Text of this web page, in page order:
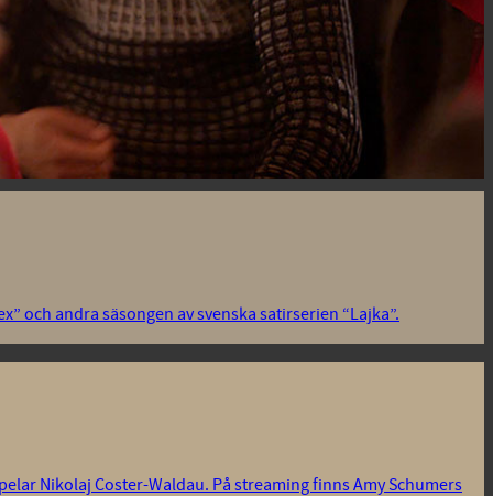
och andra säsongen av svenska satirserien “Lajka”.
Nikolaj Coster-Waldau. På streaming finns Amy Schumers